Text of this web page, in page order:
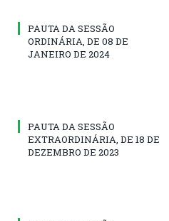
PAUTA DA SESSÃO
ORDINÁRIA, DE 08 DE
JANEIRO DE 2024
PAUTA DA SESSÃO
EXTRAORDINÁRIA, DE 18 DE
DEZEMBRO DE 2023